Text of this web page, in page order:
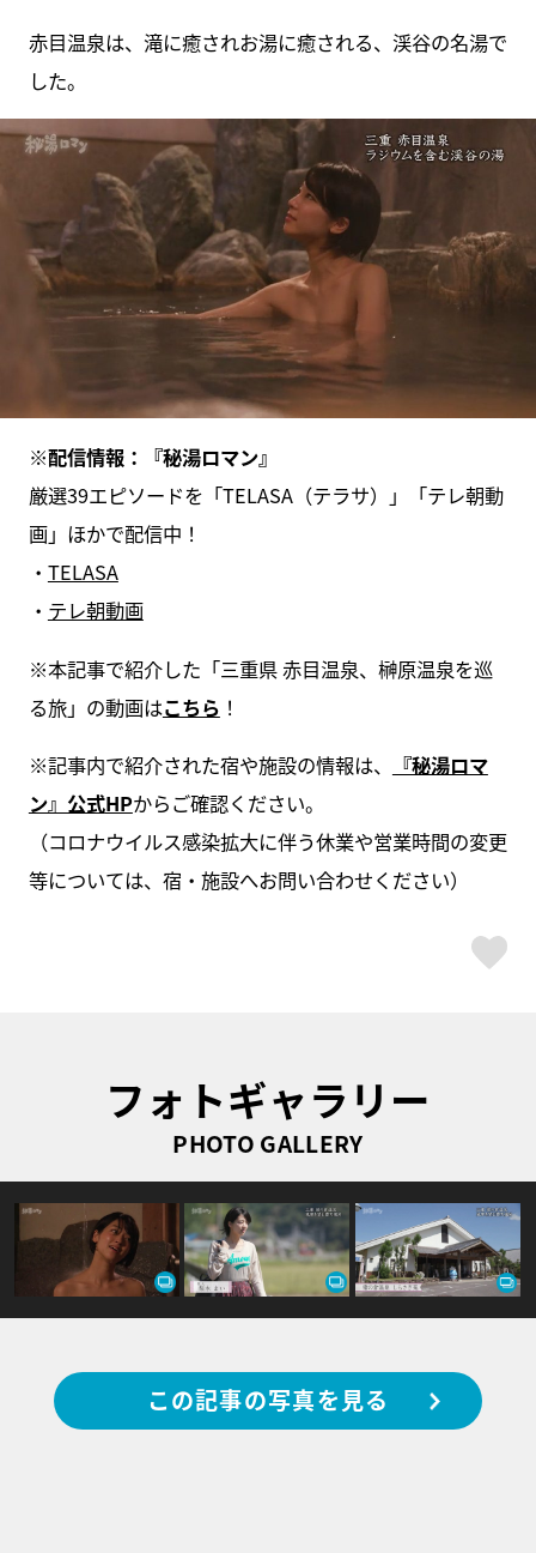
赤目温泉は、滝に癒されお湯に癒される、渓谷の名湯で
した。
※配信情報：『秘湯ロマン』
厳選39エピソードを「TELASA（テラサ）」「テレ朝動
画」ほかで配信中！
・ TELASA
・ テレ朝動画
※本記事で紹介した「三重県 赤目温泉、榊原温泉を巡
る旅」の動画はこちら ！
※記事内で紹介された宿や施設の情報は、
『秘湯ロマ
ン』公式HPからご確認ください。
（コロナウイルス感染拡大に伴う休業や営業時間の変更
等については、宿・施設へお問い合わせください）
フォトギャラリー
PHOTO GALLERY
この記事の写真を見る